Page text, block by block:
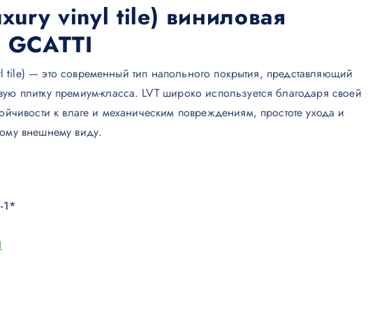
vinyl tile) виниловая
GCATTI
tile) — это современный тип напольного покрытия, представляющий
плитку премиум-класса. LVT широко используется благодаря своей
к влаге и механическим повреждениям, простоте ухода и
внешнему виду.
1*